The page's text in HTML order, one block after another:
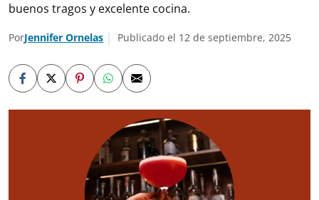
buenos tragos y excelente cocina.
PorJennifer Ornelas Publicado el 12 de septiembre, 2025